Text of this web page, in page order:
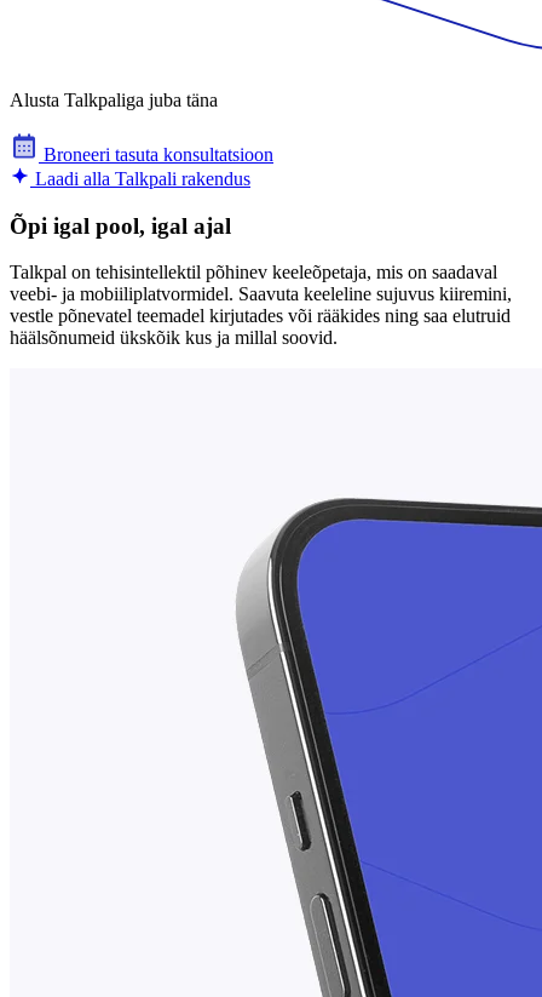
Alusta Talkpaliga juba täna
Broneeri tasuta konsultatsioon
Laadi alla Talkpali rakendus
Õpi igal pool, igal ajal
Talkpal on tehisintellektil põhinev keeleõpetaja, mis on saadaval
veebi- ja mobiiliplatvormidel. Saavuta keeleline sujuvus kiiremini,
vestle põnevatel teemadel kirjutades või rääkides ning saa elutruid
häälsõnumeid ükskõik kus ja millal soovid.